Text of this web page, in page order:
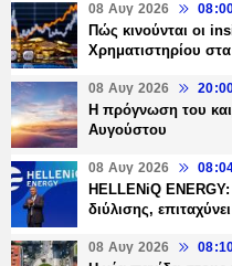
08 Αυγ 2026
Πώς κινούνται οι
Χρηματιστηρίου
08 Αυγ 2026
Η πρόγνωση του
Αυγούστου
08 Αυγ 2026
HELLENiQ
διύλισης,
08 Αυγ 2026